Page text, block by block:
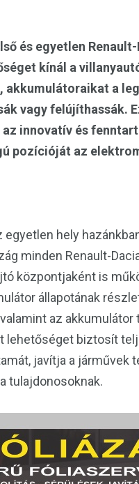
és egyetlen
kínál a
a
vagy felújíthassák.
innovatív és
pozícióját az
egyetlen hely
minden Renault-
központjaként is
állapotának
az
biztosít
javítja a járművek
tulajdonosoknak.